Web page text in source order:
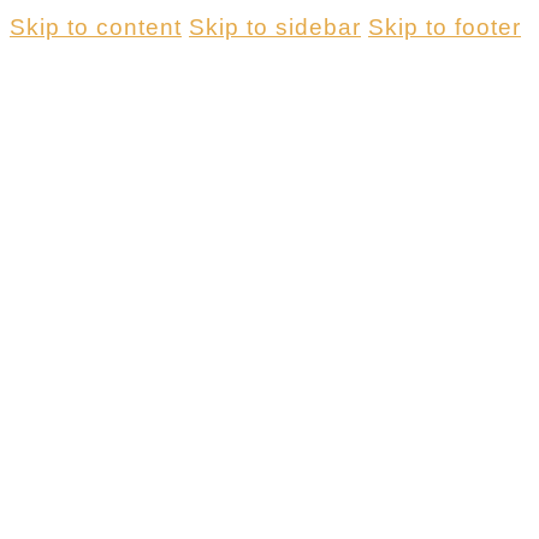
Skip to content Skip to sidebar Skip to footer